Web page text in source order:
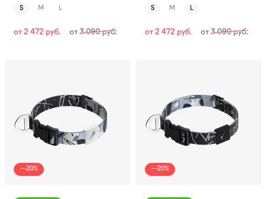
S M L
от 2 472 руб. от3 090руб.
S M L
от 2 472 руб. от3 090руб.
—20% —20%